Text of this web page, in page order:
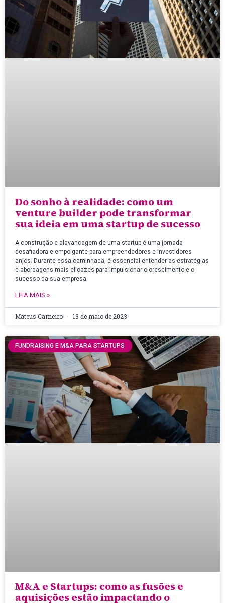
Do sonho à realidade: como um
venture builder pode transformar
sua ideia em uma startup de sucesso
A construção e alavancagem de uma startup é uma jornada
desafiadora e empolgante para empreendedores e investidores
anjos. Durante essa caminhada, é essencial entender as estratégias
e abordagens mais eficazes para impulsionar o crescimento e o
sucesso da sua empresa.
LEIA MAIS »
Mateus Carneiro 13 de maio de 2023
FUNDRAISING E M&A PARA STARTUPS
M&A e Startups: como as fusões e
aquisições estão impactando o